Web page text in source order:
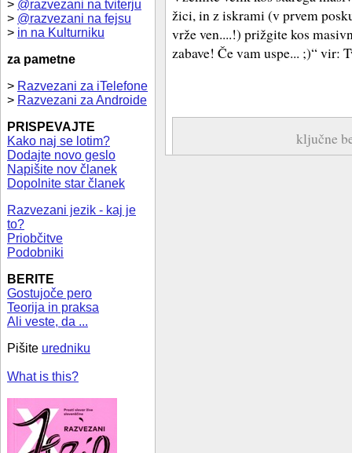
> @razvezani na tviterju
> @razvezani na fejsu
> in na Kulturniku
za pametne
> Razvezani za iTelefone
> Razvezani za Androide
PRISPEVAJTE
Kako naj se lotim?
Dodajte novo geslo
Napišite nov članek
Dopolnite star članek
Razvezani jezik - kaj je
to?
Priobčitve
Podobniki
BERITE
Gostujoče pero
Teorija in praksa
Ali veste, da ...
Pišite uredniku
What is this?
žici, in z iskrami (v prvem
vrže ven....!) prižgite kos
zabave! Če vam uspe... ;)“ vir:
ključne